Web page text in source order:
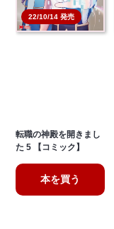
22/10/14 発売
転職の神殿を開きまし
た 5 【コミック】
本を買う